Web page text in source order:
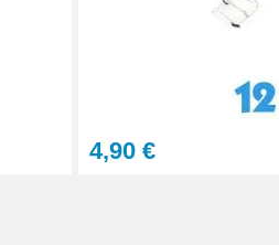
Ajouter au panier
Ajouter au panier
4,90 €